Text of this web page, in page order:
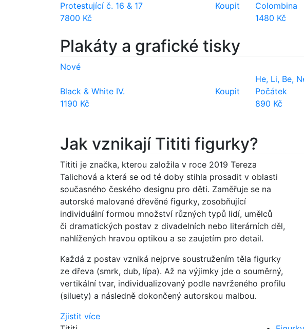
Protestující č. 16 & 17
7800 Kč
Koupit
Colombina
1480 Kč
Plakáty a grafické tisky
Nové
Black & White IV.
1190 Kč
Koupit
He, Li, Be,
Počátek
890 Kč
Jak vznikají Tititi figurky?
Tititi je značka, kterou založila v roce 2019 Tereza
Talichová a která se od té doby stihla prosadit v oblasti
současného českého designu pro děti. Zaměřuje se na
autorské malované dřevěné figurky, zosobňující
individuální formou množství různých typů lidí, umělců
či dramatických postav z divadelních nebo literárních děl,
nahlížených hravou optikou a se zaujetím pro detail.
Každá z postav vzniká nejprve soustružením těla figurky
ze dřeva (smrk, dub, lípa). Až na výjimky jde o souměrný,
vertikální tvar, individualizovaný podle navrženého profilu
(siluety) a následně dokončený autorskou malbou.
Zjistit více